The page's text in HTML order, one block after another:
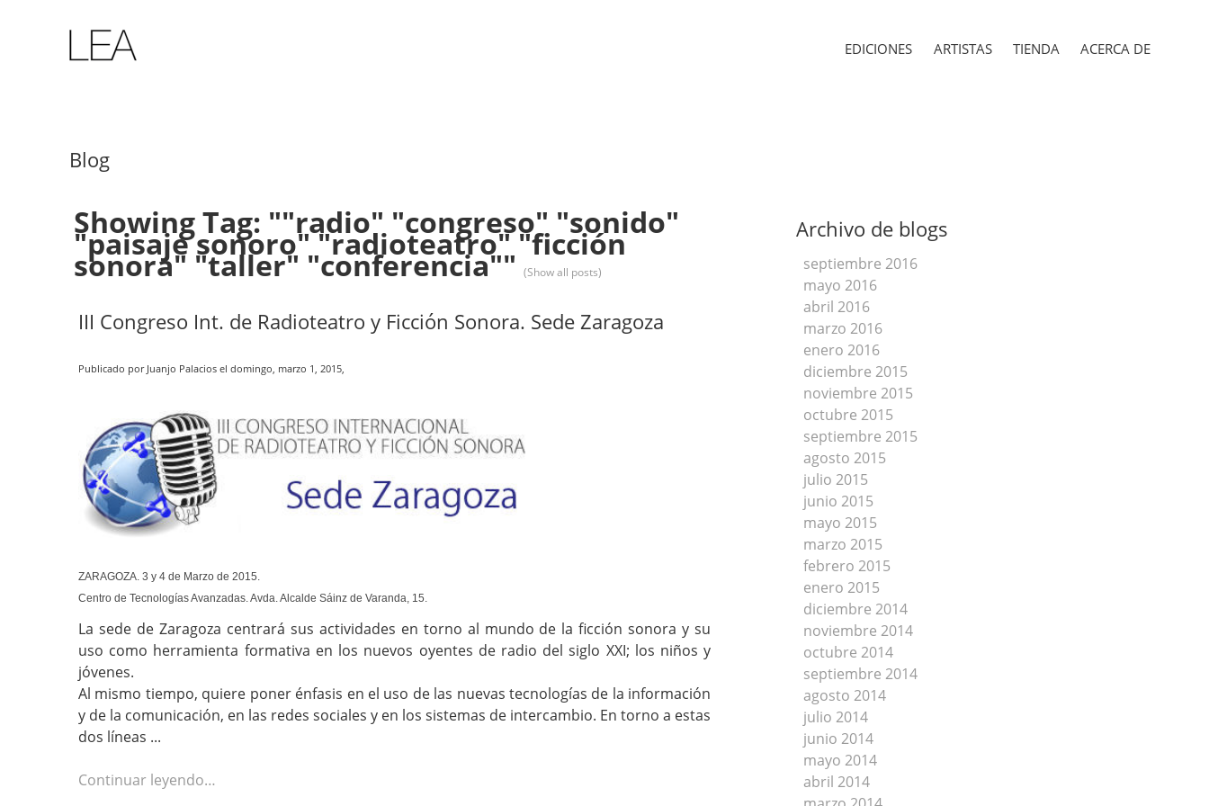
EDICIONES ARTISTAS TIENDA ACERCA DE
Blog
Showing Tag: ""radio" "congreso" "sonido"
"paisaje sonoro" "radioteatro" "ficción
sonora" "taller" "conferencia"" (Show all posts)
III Congreso Int. de Radioteatro y Ficción Sonora. Sede Zaragoza
Publicado por Juanjo Palacios el domingo, marzo 1, 2015,
ZARAGOZA. 3 y 4 de Marzo de 2015.
Centro de Tecnologías Avanzadas. Avda. Alcalde Sáinz de Varanda, 15.
La sede de Zaragoza centrará sus actividades en torno al mundo de la ficción sonora y su
uso como herramienta formativa en los nuevos oyentes de radio del siglo XXI; los niños y
jóvenes.
Al mismo tiempo, quiere poner énfasis en el uso de las nuevas tecnologías de la información
y de la comunicación, en las redes sociales y en los sistemas de intercambio. En torno a estas
dos líneas ...
Continuar leyendo…
Archivo de blogs
septiembre 2016
mayo 2016
abril 2016
marzo 2016
enero 2016
diciembre 2015
noviembre 2015
octubre 2015
septiembre 2015
agosto 2015
julio 2015
junio 2015
mayo 2015
marzo 2015
febrero 2015
enero 2015
diciembre 2014
noviembre 2014
octubre 2014
septiembre 2014
agosto 2014
julio 2014
junio 2014
mayo 2014
abril 2014